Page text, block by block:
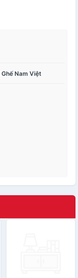
Ghế Nam Việt